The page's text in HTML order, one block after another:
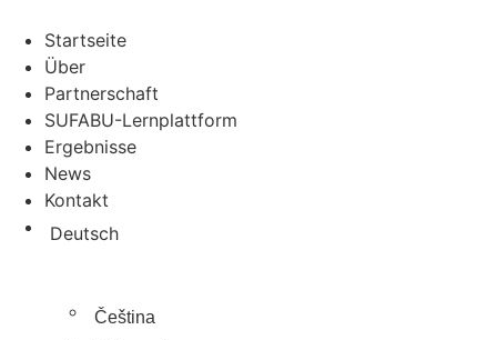
Startseite
Über
Partnerschaft
SUFABU-Lernplattform
Ergebnisse
News
Kontakt
Deutsch
Čeština